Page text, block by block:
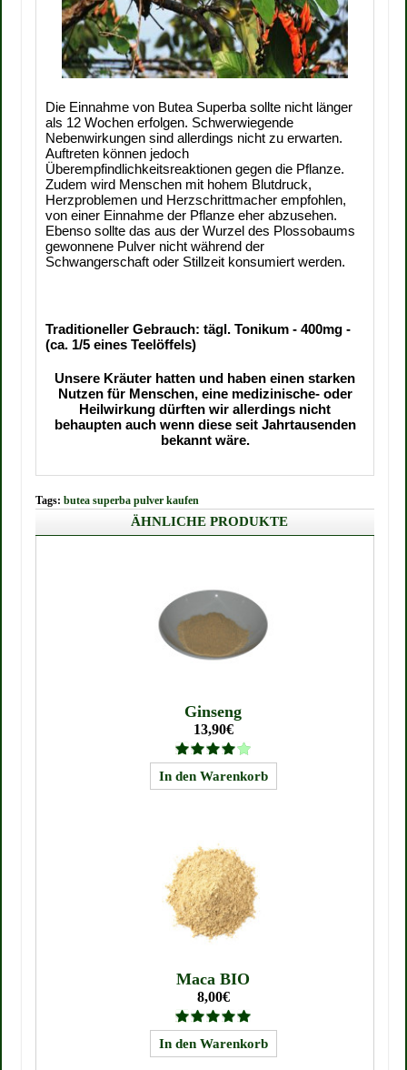
Die Einnahme von Butea Superba sollte nicht länger
als 12 Wochen erfolgen. Schwerwiegende
Nebenwirkungen sind allerdings nicht zu erwarten.
Auftreten können jedoch
Überempfindlichkeitsreaktionen gegen die Pflanze.
Zudem wird Menschen mit hohem Blutdruck,
Herzproblemen und Herzschrittmacher empfohlen,
von einer Einnahme der Pflanze eher abzusehen.
Ebenso sollte das aus der Wurzel des Plossobaums
gewonnene Pulver nicht während der
Schwangerschaft oder Stillzeit konsumiert werden.
Traditioneller Gebrauch: tägl. Tonikum - 400mg -
(ca. 1/5 eines Teelöffels)
Unsere Kräuter hatten und haben einen starken
Nutzen für Menschen, eine medizinische- oder
Heilwirkung dürften wir allerdings nicht
behaupten auch wenn diese seit Jahrtausenden
bekannt wäre.
Tags: butea superba pulver kaufen
ÄHNLICHE PRODUKTE
Ginseng
13,90€
Maca BIO
8,00€